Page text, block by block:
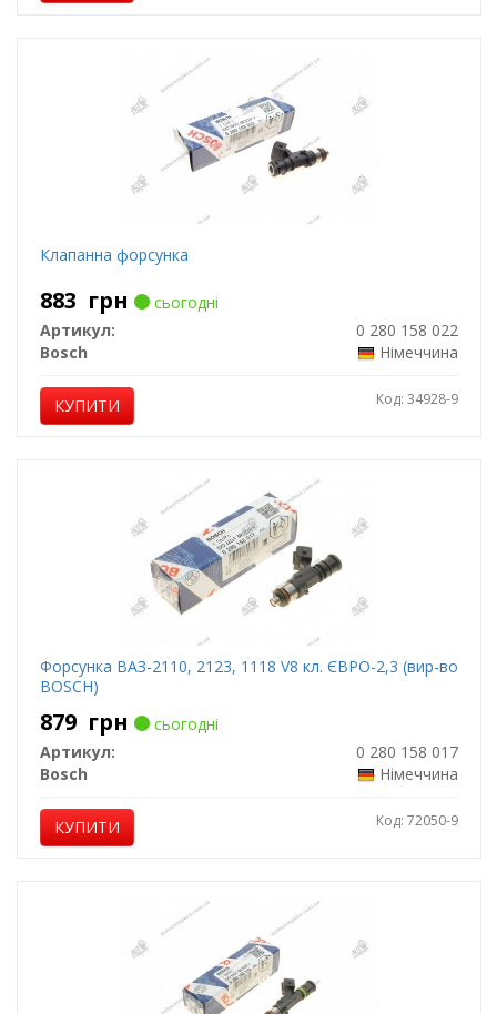
Клапанна форсунка
883 грн
сьогодні
Артикул:
0 280 158 022
Bosch
Німеччина
КУПИТИ Код: 34928-9
Форсунка ВАЗ-2110, 2123, 1118 V8 кл. ЄВРО-2,3 (вир-во
BOSCH)
879 грн
сьогодні
Артикул:
0 280 158 017
Bosch
Німеччина
КУПИТИ Код: 72050-9